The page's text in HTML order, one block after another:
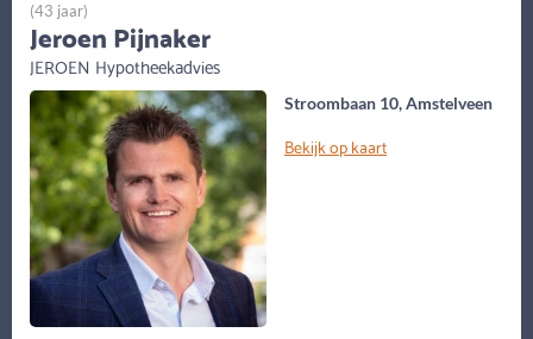
Stroombaan 10, Amstelveen
Bekijk op kaart
(43 jaar)
Jeroen Pijnaker
JEROEN Hypotheekadvies